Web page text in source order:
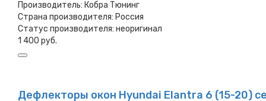
Производитель: Кобра Тюнинг
Страна производителя: Россия
Статус производителя: неоригинал
1 400 руб.
Дефлекторы окон Hyundai Elantra 6 (15-20)